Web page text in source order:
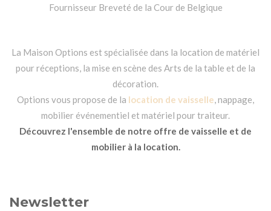
Fournisseur Breveté de la Cour de Belgique
La Maison Options est spécialisée dans la location de matériel
pour réceptions, la mise en scène des Arts de la table et de la
décoration.
Options vous propose de la location de vaisselle , nappage,
mobilier événementiel et matériel pour traiteur.
Découvrez l'ensemble de notre offre de vaisselle et de
mobilier à la location.
Newsletter